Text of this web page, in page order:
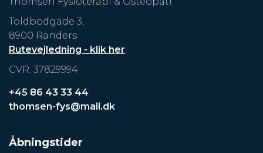
Toldbodgade 3,
8900 Randers
Rutevejledning - klik her
CVR: 37829994
+45 86 43 33 44
thomsen-fys@mail.dk
Åbningstider